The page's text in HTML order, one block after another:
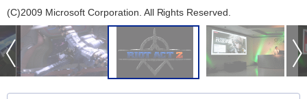
(C)2009 Microsoft Corporation. All Rights Reserved.